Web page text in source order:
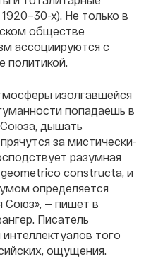
х). Не только в
обществе
ассоциируются с
политикой.
изолгавшейся
попадаешь в
дышать
за мистически-
разумная
constructa, и
определяется
Союз», — пишет в
Писатель
того
ощущения.